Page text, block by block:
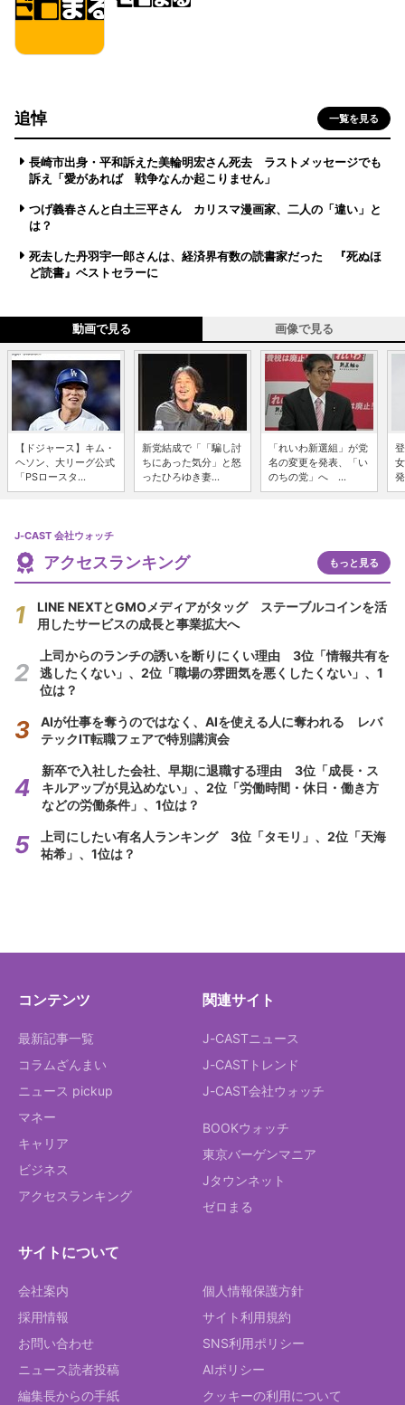
追悼 一覧を見る
長崎市出身・平和訴えた美輪明宏さん死去 ラストメッセージでも
訴え「愛があれば 戦争なんか起こりません」
つげ義春さんと白土三平さん カリスマ漫画家、二人の「違い」と
は？
死去した丹羽宇一郎さんは、経済界有数の読書家だった 『死ぬほ
ど読書』ベストセラーに
動画で見る 画像で見る
【ドジャース】キム・
ヘソン、大リーグ公式
「PSロースタ...
新党結成で「「騙し討
ちにあった気分」と怒
ったひろゆき妻...
「れいわ新選組」が党
名の変更を発表、「い
のちの党」へ ...
J-CAST 会社ウォッチ
アクセスランキング もっと見る
LINE NEXTとGMOメディアがタッグ ステーブルコインを活
用したサービスの成長と事業拡大へ
上司からのランチの誘いを断りにくい理由 3位「情報共有を
逃したくない」、2位「職場の雰囲気を悪くしたくない」、1
位は？
AIが仕事を奪うのではなく、AIを使える人に奪われる レバ
テックIT転職フェアで特別講演会
新卒で入社した会社、早期に退職する理由 3位「成長・ス
キルアップが見込めない」、2位「労働時間・休日・働き方
などの労働条件」、1位は？
上司にしたい有名人ランキング 3位「タモリ」、2位「天海
祐希」、1位は？
コンテンツ
最新記事一覧
コラムざんまい
ニュース pickup
マネー
キャリア
ビジネス
アクセスランキング
関連サイト
J-CASTニュース
J-CASTトレンド
J-CAST会社ウォッチ
BOOKウォッチ
東京バーゲンマニア
Jタウンネット
ゼロまる
サイトについて
会社案内
採用情報
お問い合わせ
ニュース読者投稿
編集長からの手紙
個人情報保護方針
サイト利用規約
SNS利用ポリシー
AIポリシー
クッキーの利用について